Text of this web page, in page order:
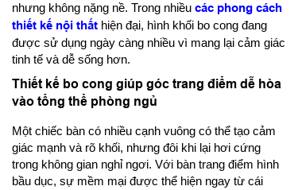
nhưng không nặng nề. Trong nhiều các phong cách
thiết kế nội thất hiện đại, hình khối bo cong đang
được sử dụng ngày càng nhiều vì mang lại cảm giác
tinh tế và dễ sống hơn.
Thiết kế bo cong giúp góc trang điểm dễ hòa
vào tổng thể phòng ngủ
Một chiếc bàn có nhiều cạnh vuông có thể tạo cảm
giác mạnh và rõ khối, nhưng đôi khi lại hơi cứng
trong không gian nghỉ ngơi. Với bàn trang điểm hình
bầu dục, sự mềm mại được thể hiện ngay từ cái